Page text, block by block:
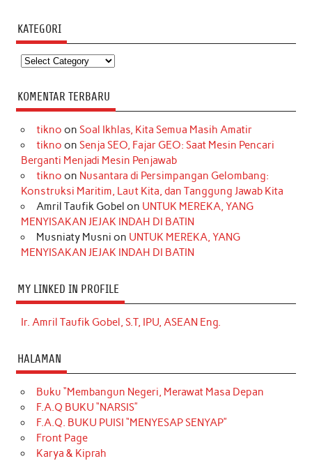
KATEGORI
Kategori
KOMENTAR TERBARU
tikno on Soal Ikhlas, Kita Semua Masih Amatir
tikno on Senja SEO, Fajar GEO: Saat Mesin Pencari
Berganti Menjadi Mesin Penjawab
tikno on Nusantara di Persimpangan Gelombang:
Konstruksi Maritim, Laut Kita, dan Tanggung Jawab Kita
Amril Taufik Gobel on UNTUK MEREKA, YANG
MENYISAKAN JEJAK INDAH DI BATIN
Musniaty Musni on UNTUK MEREKA, YANG
MENYISAKAN JEJAK INDAH DI BATIN
MY LINKED IN PROFILE
Ir. Amril Taufik Gobel, S.T, IPU, ASEAN Eng.
HALAMAN
Buku “Membangun Negeri, Merawat Masa Depan
F.A.Q BUKU “NARSIS”
F.A.Q. BUKU PUISI “MENYESAP SENYAP”
Front Page
Karya & Kiprah